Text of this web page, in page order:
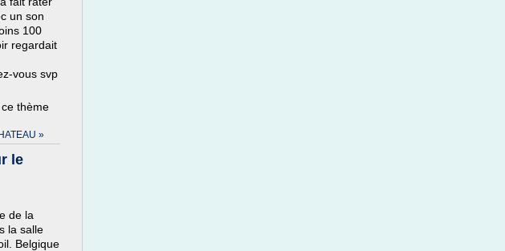
un son
100
regardait
vous svp
thème
»
le
de la
la salle
Belgique